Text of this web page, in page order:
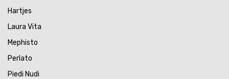
Hartjes
Laura Vita
Mephisto
Perlato
Piedi Nudi